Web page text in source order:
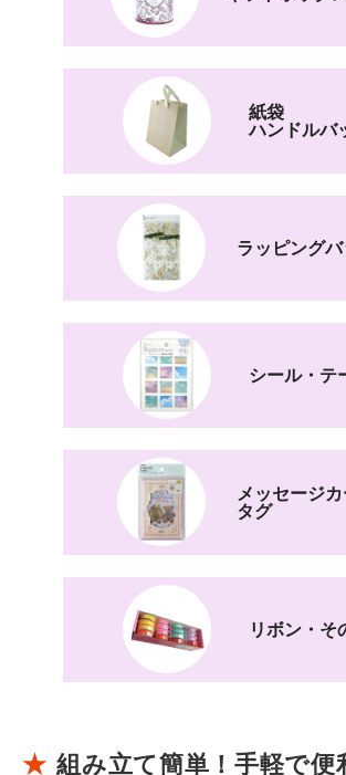
紙袋
ハンドルバ
ラッピング
シール・テ
メッセージ
タグ
リボン・そ
組み立て簡単！手軽で便